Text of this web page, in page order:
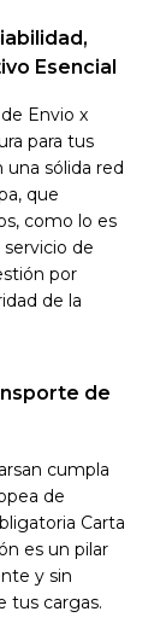
Esencial
Envio x
para tus
sólida red
que
como lo es
de
por
de la
de
cumpla
de
Carta
es un pilar
y sin
tus cargas.